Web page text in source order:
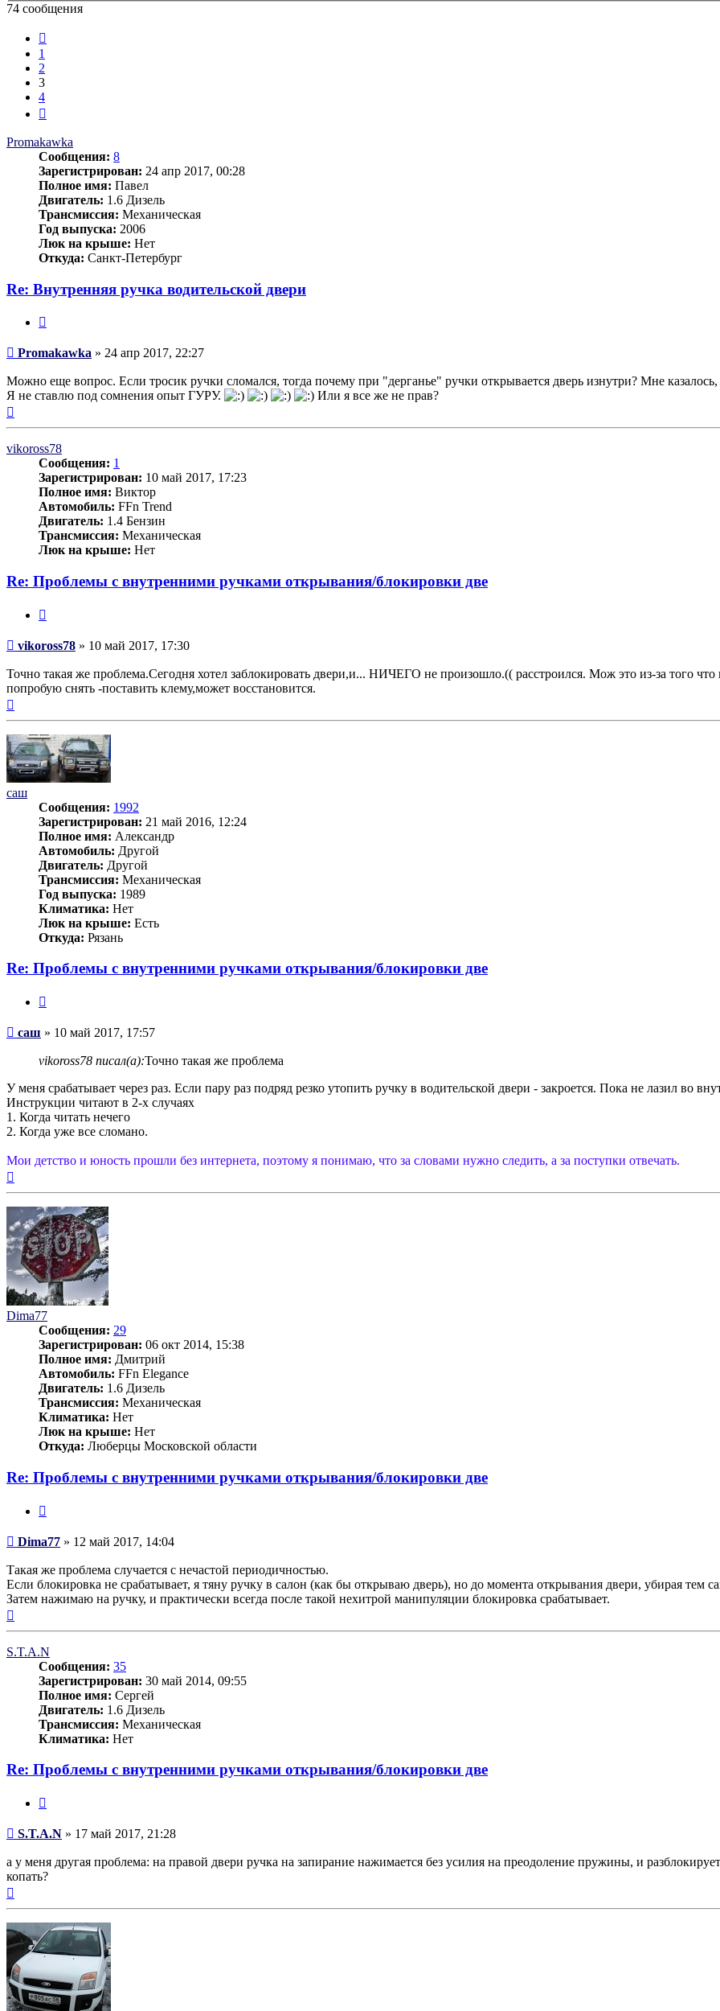
74 сообщения
1
2
3
4
Promakawka
Сообщения: 8
Зарегистрирован: 24 апр 2017, 00:28
Полное имя: Павел
Двигатель: 1.6 Дизель
Трансмиссия: Механическая
Год выпуска: 2006
Люк на крыше: Нет
Откуда: Санкт-Петербург
Re: Внутренняя ручка водительской двери
Сообщение
Promakawka » 24 апр 2017, 22:27
Можно еще вопрос. Если тросик ручки сломался, тогда почему при "дерганье" ручки открывается дверь изнутри? Мне
Я не ставлю под сомнения опыт ГУРУ.
Или я все же не прав?
vikoross78
Сообщения: 1
Зарегистрирован: 10 май 2017, 17:23
Полное имя: Виктор
Автомобиль: FFn Trend
Двигатель: 1.4 Бензин
Трансмиссия: Механическая
Люк на крыше: Нет
Re: Проблемы с внутренними ручками открывания/блокировки две
Сообщение
vikoross78 » 10 май 2017, 17:30
Точно такая же проблема.Сегодня хотел заблокировать двери,и... НИЧЕГО не произошло.(( расстроился. Мож это из-за того
попробую снять -поставить клему,может восстановится.
саш
Сообщения: 1992
Зарегистрирован: 21 май 2016, 12:24
Полное имя: Александр
Автомобиль: Другой
Двигатель: Другой
Трансмиссия: Механическая
Год выпуска: 1989
Климатика: Нет
Люк на крыше: Есть
Откуда: Рязань
Re: Проблемы с внутренними ручками открывания/блокировки две
Сообщение
саш » 10 май 2017, 17:57
vikoross78 писал(а):Точно такая же проблема
У меня срабатывает через раз. Если пару раз подряд резко утопить ручку в водительской двери - закроется. Пока не лазил во
Инструкции читают в 2-х случаях
1. Когда читать нечего
2. Когда уже все сломано.
Мои детство и юность прошли без интернета, поэтому я понимаю, что за словами нужно следить, а за поступки отвечать.
Dima77
Сообщения: 29
Зарегистрирован: 06 окт 2014, 15:38
Полное имя: Дмитрий
Автомобиль: FFn Elegance
Двигатель: 1.6 Дизель
Трансмиссия: Механическая
Климатика: Нет
Люк на крыше: Нет
Откуда: Люберцы Московской области
Re: Проблемы с внутренними ручками открывания/блокировки две
Сообщение
Dima77 » 12 май 2017, 14:04
Такая же проблема случается с нечастой периодичностью.
Если блокировка не срабатывает, я тяну ручку в салон (как бы открываю дверь), но до момента открывания двери, убирая тем
Затем нажимаю на ручку, и практически всегда после такой нехитрой манипуляции блокировка срабатывает.
S.T.A.N
Сообщения: 35
Зарегистрирован: 30 май 2014, 09:55
Полное имя: Сергей
Двигатель: 1.6 Дизель
Трансмиссия: Механическая
Климатика: Нет
Re: Проблемы с внутренними ручками открывания/блокировки две
Сообщение
S.T.A.N » 17 май 2017, 21:28
а у меня другая проблема: на правой двери ручка на запирание нажимается без усилия на преодоление пружины, и
копать?